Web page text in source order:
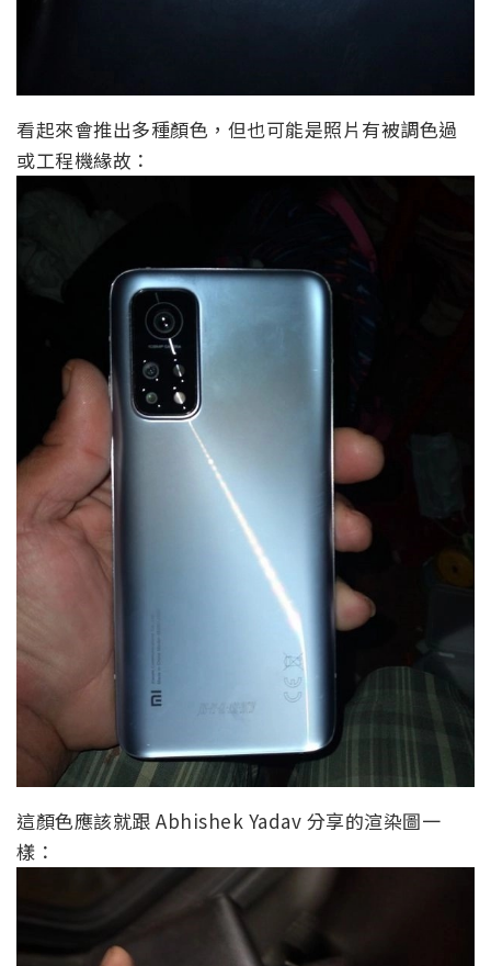
看起來會推出多種顏色，但也可能是照片有被調色過
或工程機緣故：
這顏色應該就跟 Abhishek Yadav 分享的渲染圖一
樣：